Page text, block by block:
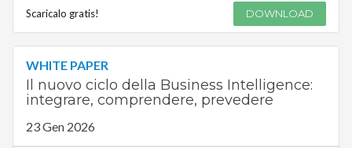
Scaricalo gratis! DOWNLOAD
WHITE PAPER
Il nuovo ciclo della Business Intelligence:
integrare, comprendere, prevedere
23 Gen 2026